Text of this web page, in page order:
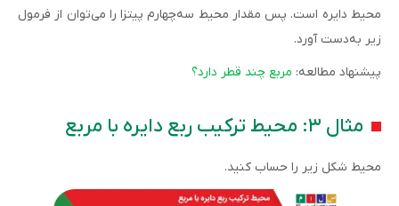
محیط دایره است. پس مقدار محیط سه‌چهارم پیتزا را می‌توان از فرمول
زیر به‌دست آورد.
پیشنهاد مطالعه: مربع چند قطر دارد؟
مثال ۳: محیط ترکیب ربع دایره با مربع
محیط شکل زیر را حساب کنید.